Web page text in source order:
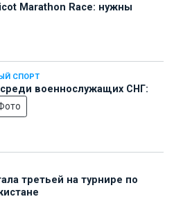
Marathon Race: нужны
СПОРТ
военнослужащих СНГ:
третьей на турнире по